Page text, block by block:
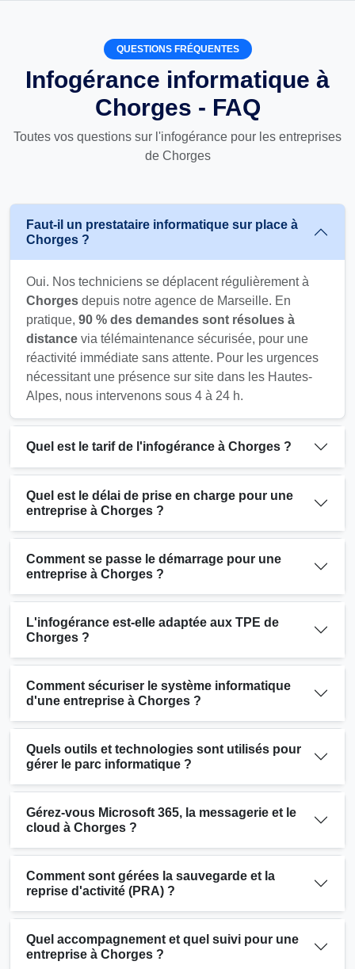
QUESTIONS FRÉQUENTES
Infogérance informatique à
Chorges - FAQ
Toutes vos questions sur l'infogérance pour les entreprises
de Chorges
Faut-il un prestataire informatique sur place à
Chorges ?
Oui. Nos techniciens se déplacent régulièrement à
Chorges depuis notre agence de Marseille. En
pratique, 90 % des demandes sont résolues à
distance via télémaintenance sécurisée, pour une
réactivité immédiate sans attente. Pour les urgences
nécessitant une présence sur site dans les Hautes-
Alpes, nous intervenons sous 4 à 24 h.
Quel est le tarif de l'infogérance à Chorges ?
Quel est le délai de prise en charge pour une
entreprise à Chorges ?
Comment se passe le démarrage pour une
entreprise à Chorges ?
L'infogérance est-elle adaptée aux TPE de
Chorges ?
Comment sécuriser le système informatique
d'une entreprise à Chorges ?
Quels outils et technologies sont utilisés pour
gérer le parc informatique ?
Gérez-vous Microsoft 365, la messagerie et le
cloud à Chorges ?
Comment sont gérées la sauvegarde et la
reprise d'activité (PRA) ?
Quel accompagnement et quel suivi pour une
entreprise à Chorges ?